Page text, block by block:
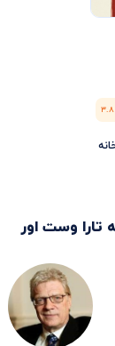
۳.۸
تارا وست اور